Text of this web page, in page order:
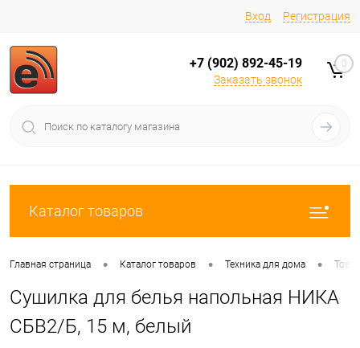
Вход Регистрация
+7 (902) 892-45-19
Заказать звонок
0
Каталог товаров
Главная страница • Каталог товаров • Техника для дома •
Сушилка для белья напольная НИКА
СБВ2/Б, 15 м, белый